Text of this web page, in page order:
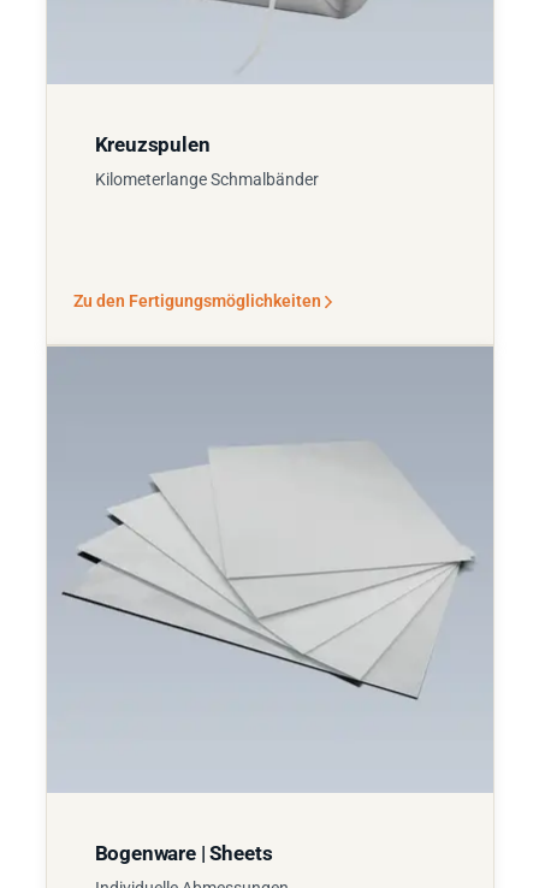
Kreuzspulen
Kilometerlange Schmalbänder
Zu den Fertigungsmöglichkeiten
Bogenware | Sheets